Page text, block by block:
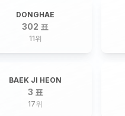
DONGHAE
302 표
11위
BAEK JI HEON
3 표
17위